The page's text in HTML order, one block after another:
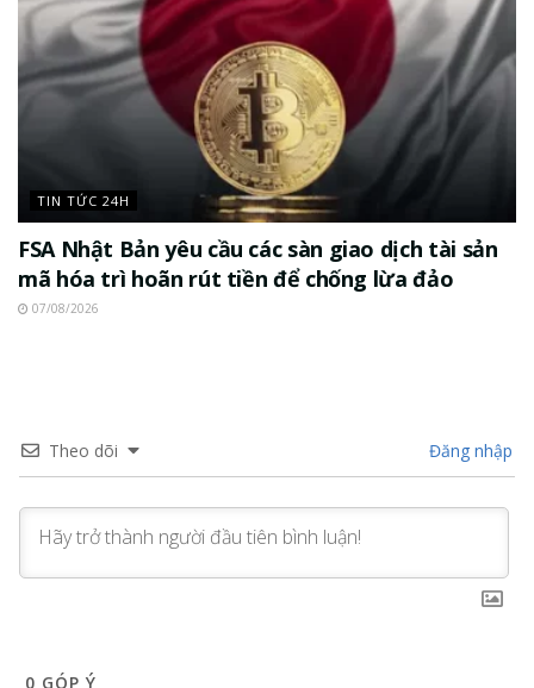
TIN TỨC 24H
FSA Nhật Bản yêu cầu các sàn giao dịch tài sản
mã hóa trì hoãn rút tiền để chống lừa đảo
07/08/2026
Theo dõi Đăng nhập
0 GÓP Ý